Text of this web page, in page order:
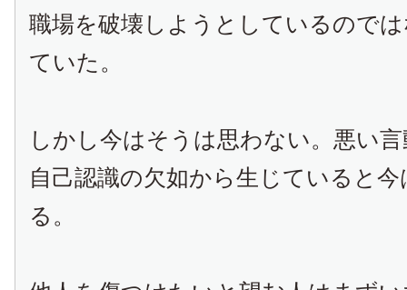
職場を破壊しようとしているので
ていた。
しかし今はそうは思わない。悪い
自己認識の欠如から生じていると
る。